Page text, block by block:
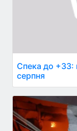
Спека до +33:
серпня